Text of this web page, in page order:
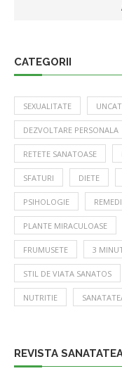
CATEGORII
SEXUALITATE
DEZVOLTARE PERSONALA
RETETE SANATOASE
SFATURI DIETE
PSIHOLOGIE
PLANTE MIRACULOASE
FRUMUSETE 3
STIL DE VIATA SANATOS
NUTRITIE
REVISTA